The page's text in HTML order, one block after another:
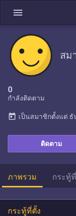
menu
สม
0
กำลังติดตาม
ติดตาม
today เป็นสมาชิกตั้งแต่ ธั
ภาพรวม กระทู้
กระทู้ที่ตั้ง